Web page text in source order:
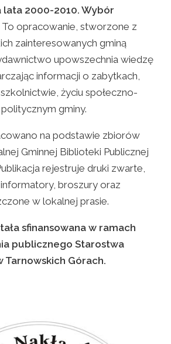
lata 2000-2010. Wybór
To opracowanie, stworzone z
zainteresowanych gminą
upowszechnia wiedzę
informacji o zabytkach,
życiu społeczno-
gminy.
na podstawie zbiorów
Gminnej Biblioteki Publicznej
rejestruje druki zwarte,
informatory, broszury oraz
w lokalnej prasie.
sfinansowana w ramach
publicznego Starostwa
Tarnowskich Górach.